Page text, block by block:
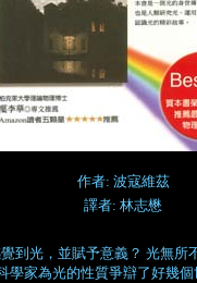
作者: 波寇維茲
譯者: 林志懋
到光，並賦予意義？ 光無
家為光的性質爭辯了好幾